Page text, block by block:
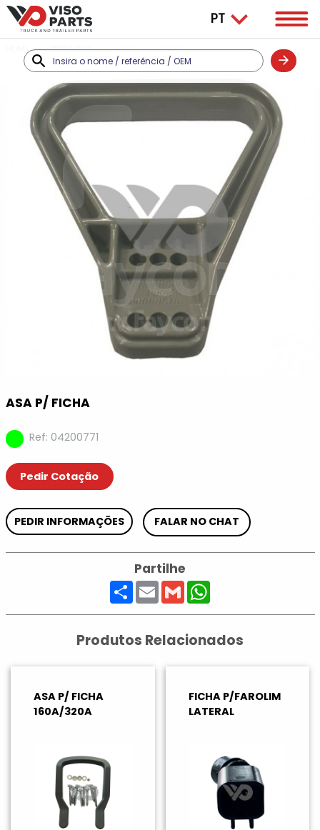
PRODUTOS ÓTICAS / FAROLINS
ASA P/ FICHA
Ref: 04200771
Pedir Cotação
PEDIR INFORMAÇÕES FALAR NO CHAT
Partilhe
ShareEmailGmail
Produtos Relacionados
ASA P/ FICHA
160A/320A
FICHA P/FAROLIM
LATERAL